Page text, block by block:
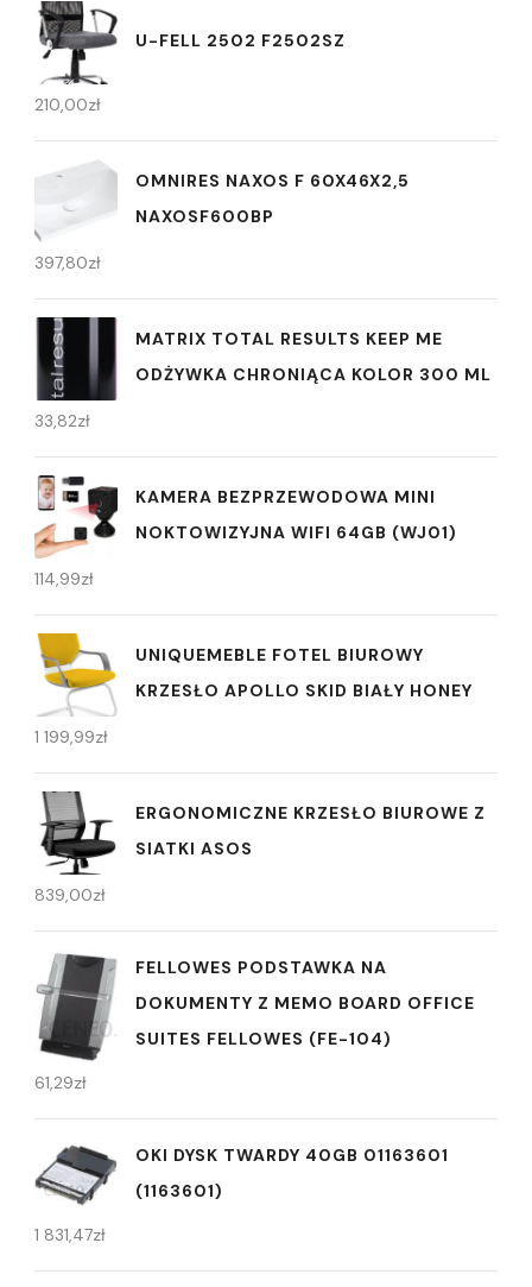
U-FELL 2502 F2502SZ
210,00zł
OMNIRES NAXOS F 60X46X2,5
NAXOSF600BP
397,80zł
MATRIX TOTAL RESULTS KEEP ME
ODŻYWKA CHRONIĄCA KOLOR 300 ML
33,82zł
KAMERA BEZPRZEWODOWA MINI
NOKTOWIZYJNA WIFI 64GB (WJ01)
114,99zł
UNIQUEMEBLE FOTEL BIUROWY
KRZESŁO APOLLO SKID BIAŁY HONEY
1 199,99zł
ERGONOMICZNE KRZESŁO BIUROWE Z
SIATKI ASOS
839,00zł
FELLOWES PODSTAWKA NA
DOKUMENTY Z MEMO BOARD OFFICE
SUITES FELLOWES (FE-104)
61,29zł
OKI DYSK TWARDY 40GB 01163601
(1163601)
1 831,47zł